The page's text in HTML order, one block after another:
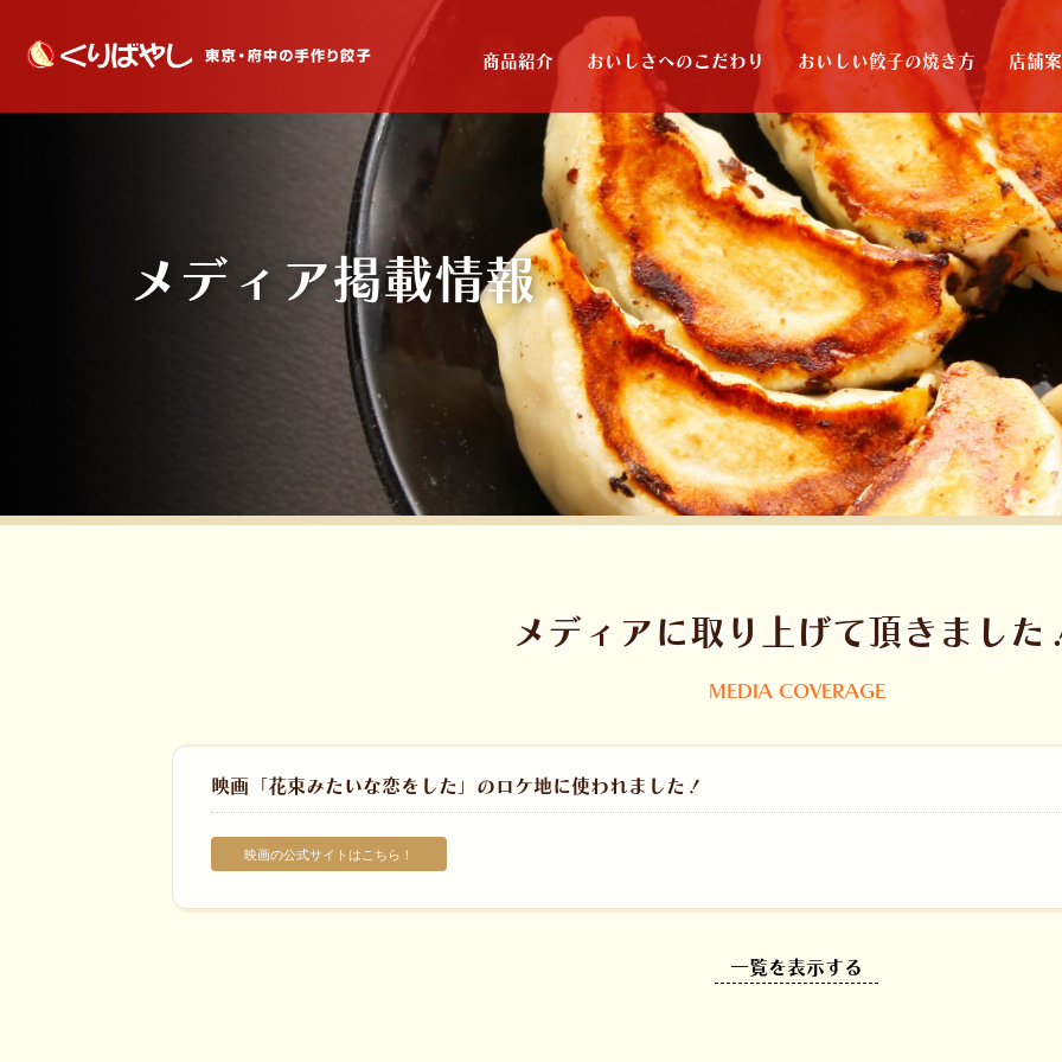
商品紹介 おいしさへのこだわり おいしい餃子の焼き方 店舗
メディア掲載情報
メディアに取り上げて頂きました
MEDIA COVERAGE
映画「花束みたいな恋をした」のロケ地に使われました！
映画の公式サイトはこちら！
一覧を表示する